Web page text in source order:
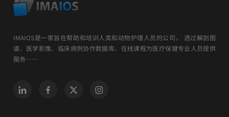
IMAIOS是一家旨在帮助和培训人类和动物护理人员的公司。 透过解剖图
谱、医学影像、临床病例协作数据库、在线课程为医疗保健专业人员提供
服务……